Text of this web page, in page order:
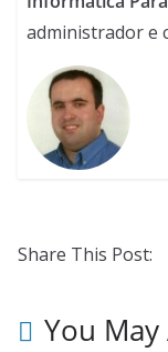
administrador e
Share This Post:
You